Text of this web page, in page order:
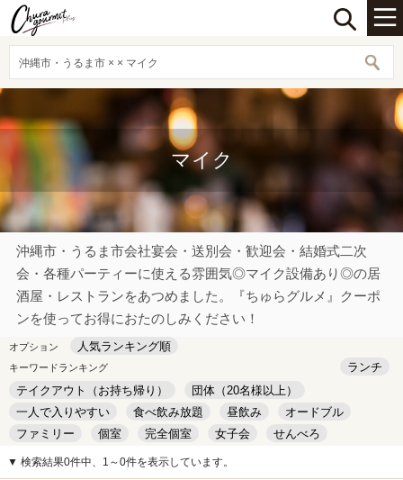
沖縄市・うるま市 × × マイク
マイク
沖縄市・うるま市会社宴会・送別会・歓迎会・結婚式二次
会・各種パーティーに使える雰囲気◎マイク設備あり◎の居
酒屋・レストランをあつめました。『ちゅらグルメ』クーポ
ンを使ってお得におたのしみください！
オプション 人気ランキング順
キーワードランキング
ランチ
テイクアウト（お持ち帰り）
団体（20名様以上）
一人で入りやすい
食べ飲み放題 昼飲み
オードブル
ファミリー
個室 完全個室 女子会
せんべろ
キッズルーム
安い デート
▼ 検索結果0件中、1～0件を表示しています。